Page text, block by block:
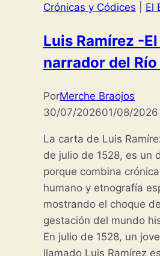
Crónicas y Códices El
Luis Ramírez -
narrador del
PorMerche Braojos
30/07/202601/08/2026
La carta de Luis
de julio de 1528, es un
porque combina
humano y etnografía
mostrando el choque
gestación del mundo
En julio de 1528, un
llamado Luis Ramírez